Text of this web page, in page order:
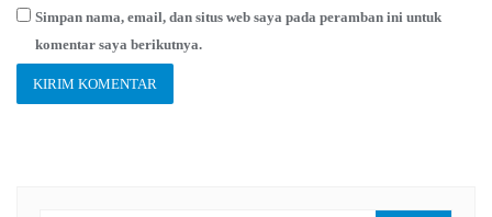
Simpan nama, email, dan situs web saya pada peramban ini untuk
komentar saya berikutnya.